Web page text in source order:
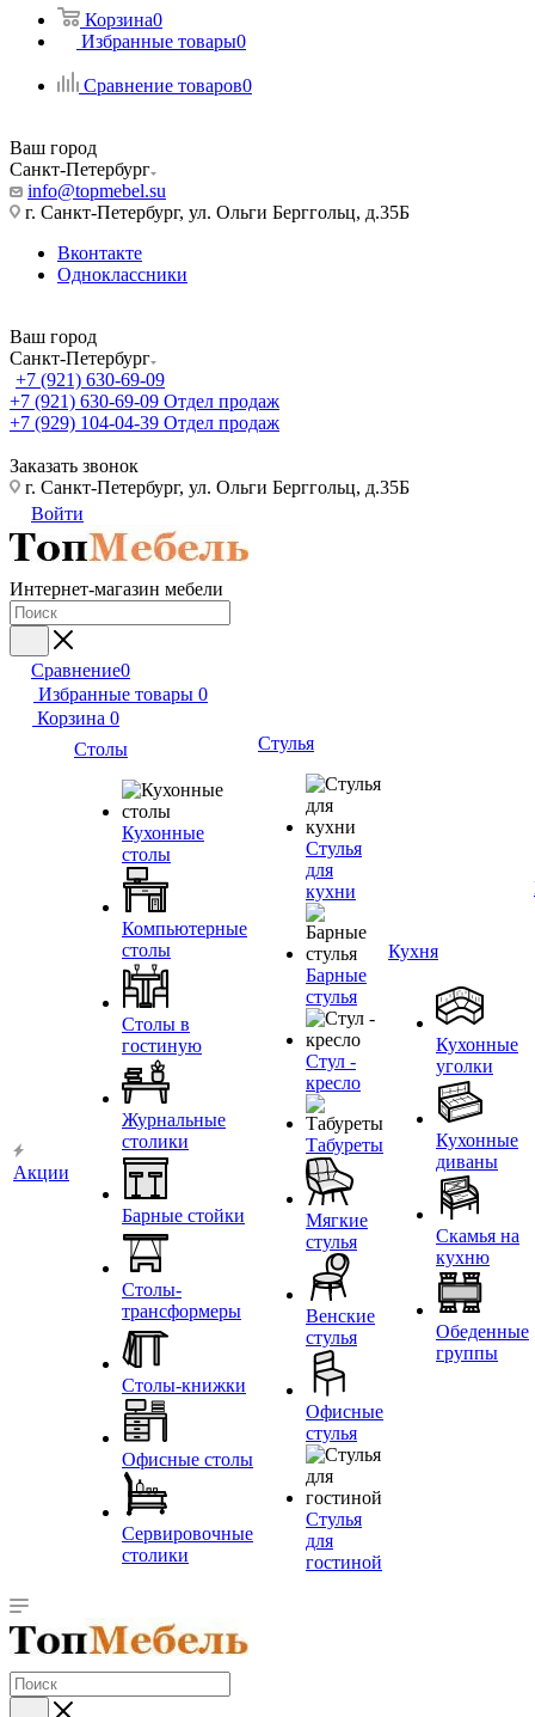
Корзина0
Избранные товары0
Сравнение товаров0
Ваш город
Санкт-Петербург
info@topmebel.su
г. Санкт-Петербург, ул. Ольги Берггольц, д.35Б
Вконтакте
Одноклассники
Ваш город
Санкт-Петербург
+7 (921) 630-69-09
+7 (921) 630-69-09 Отдел продаж
+7 (929) 104-04-39 Отдел продаж
Заказать звонок
г. Санкт-Петербург, ул. Ольги Берггольц, д.35Б
Войти
Интернет-магазин мебели
Сравнение0
Избранные товары 0
Корзина 0
Акции
Столы
Кухонные
столы
Компьютерные
столы
Столы в
гостиную
Журнальные
столики
Барные стойки
Столы-
трансформеры
Столы-книжки
Офисные столы
Сервировочные
столики
Стулья
Стулья
для
кухни
Барные
стулья
Стул -
кресло
Табуреты
Мягкие
стулья
Венские
стулья
Офисные
стулья
Стулья
для
гостиной
Кухня
Кухонные
уголки
Кухонные
диваны
Скамья на
кухню
Обеденные
группы